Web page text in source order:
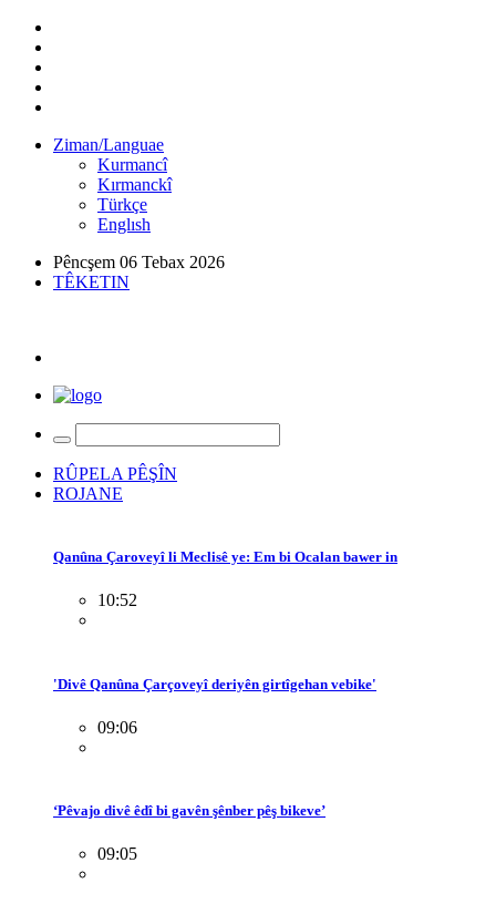
Ziman/Languae
Kurmancî
Kırmanckî
Türkçe
Englısh
Pêncşem 06 Tebax 2026
TÊKETIN
RÛPELA PÊŞÎN
ROJANE
Qanûna Çaroveyî li Meclisê ye: Em bi Ocalan bawer in
10:52
'Divê Qanûna Çarçoveyî deriyên girtîgehan vebike'
09:06
‘Pêvajo divê êdî bi gavên şênber pêş bikeve’
09:05